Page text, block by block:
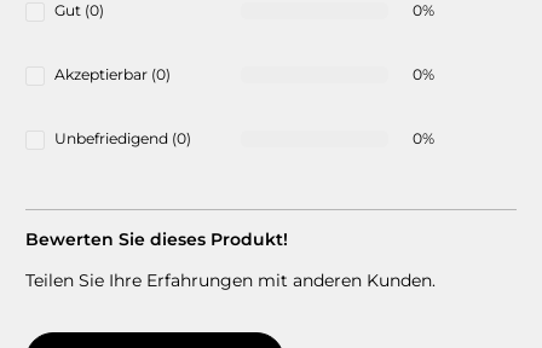
Gut (0) 0%
Akzeptierbar (0) 0%
Unbefriedigend (0) 0%
Bewerten Sie dieses Produkt!
Teilen Sie Ihre Erfahrungen mit anderen Kunden.